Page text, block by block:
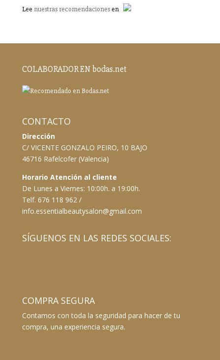
Lee nuestras recomendacionesen
COLABORADOR EN bodas.net
CONTACTO
Dirección
C/ VICENTE GONZALO PEIRO, 10 BAJO
46716 Rafelcofer (Valencia)
Horario Atención al cliente
De Lunes a Viernes: 10:00h. a 19:00h.
Telf. 676 118 962 /
info.essentialbeautysalon@gmail.com
SÍGUENOS EN LAS REDES SOCIALES:
COMPRA SEGURA
Contamos con toda la seguridad para hacer de tu
compra, una experiencia segura.